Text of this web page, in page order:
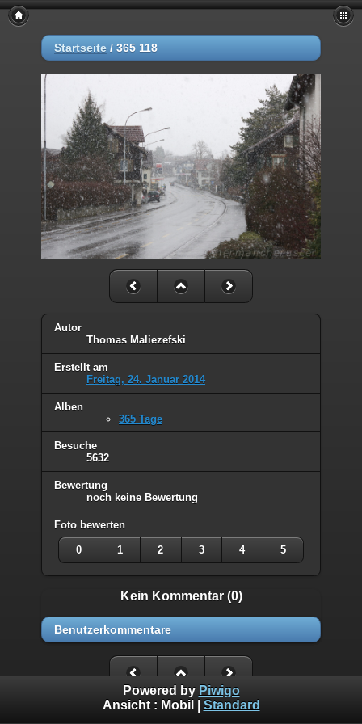
Startseite / 365 118
Autor
Thomas Maliezefski
Erstellt am
Freitag, 24. Januar 2014
Alben
365 Tage
Besuche
5632
Bewertung
noch keine Bewertung
Foto bewerten
0 1 2 3 4 5
Kein Kommentar (0)
Benutzerkommentare
Powered by Piwigo
Ansicht : Mobil Standard